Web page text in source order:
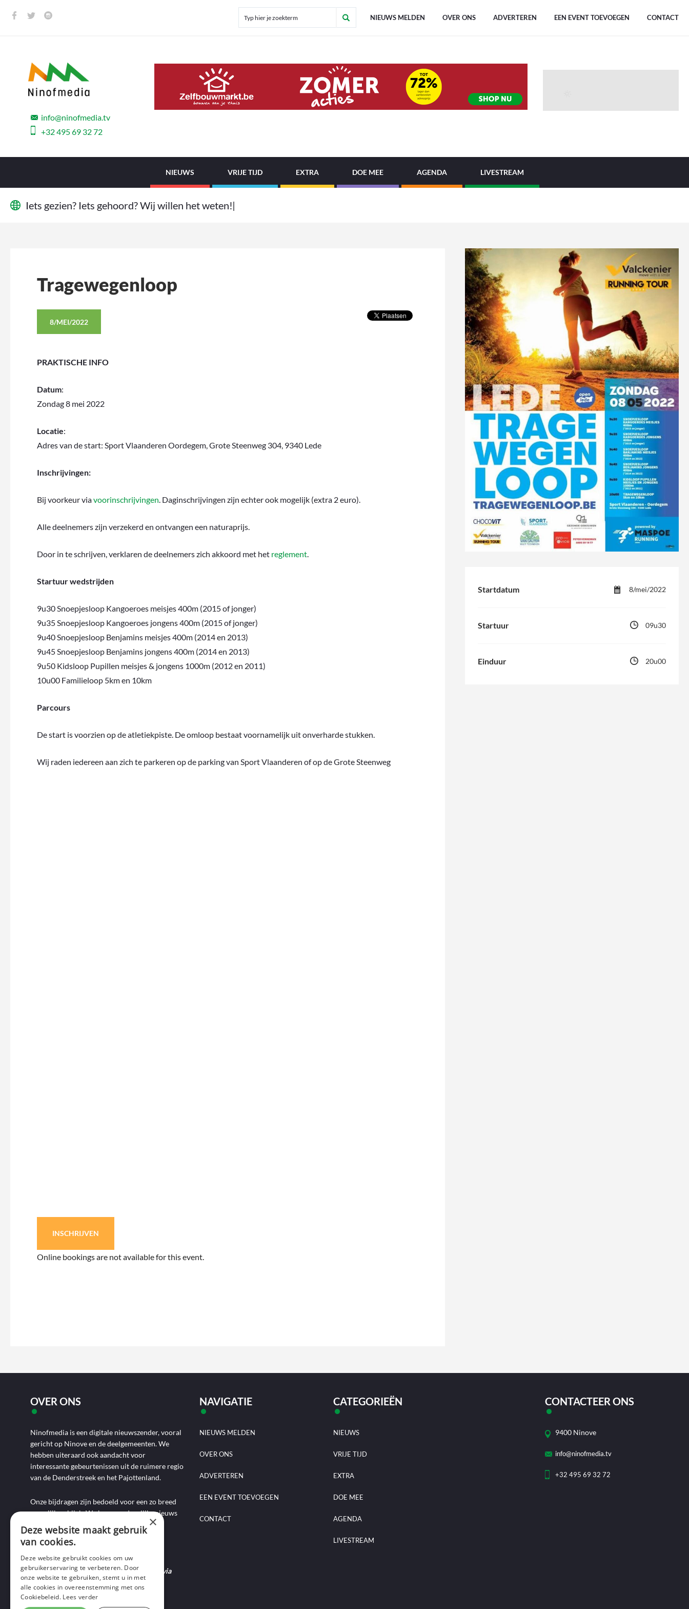
NIEUWS MELDEN OVER ONS ADVERTEREN EEN EVENT TOEVOEGEN CONTACT
info@ninofmedia.tv
+32 495 69 32 72
NIEUWS VRIJE TIJD EXTRA DOE MEE AGENDA LIVESTREAM
Iets gezien? Iets gehoord?Wij willen hetweten!
Tragewegenloop
8/MEI/2022
PRAKTISCHE INFO
Datum:
Zondag 8 mei 2022
Locatie:
Adres van de start: Sport Vlaanderen Oordegem, Grote Steenweg 304, 9340 Lede
Inschrijvingen:
Bij voorkeur viavoorinschrijvingen . Daginschrijvingen zijn echter ook mogelijk (extra 2 euro).
Alle deelnemers zijn verzekerd en ontvangen een naturaprijs.
Door in te schrijven, verklaren de deelnemers zich akkoord met het reglement
Startuur wedstrijden
9u30 Snoepjesloop Kangoeroes meisjes 400m (2015 of jonger)
9u35 Snoepjesloop Kangoeroes jongens 400m (2015 of jonger)
9u40 Snoepjesloop Benjamins meisjes 400m (2014 en 2013)
9u45 Snoepjesloop Benjamins jongens 400m (2014 en 2013)
9u50 Kidsloop Pupillen meisjes & jongens 1000m (2012 en 2011)
10u00 Familieloop 5km en 10km
Parcours
De start is voorzien op de atletiekpiste. De omloop bestaat voornamelijk uit onverharde stukken.
Wij raden iedereen aan zich te parkeren op de parking van Sport Vlaanderen of op de Grote Steenweg
INSCHRIJVEN
Online bookings are not available for this event.
Startdatum 8/mei/2022
Startuur 09u30
Einduur 20u00
OVER ONS
Ninofmedia is een digitale nieuwszender, vooral
gericht op Ninove en de deelgemeenten. We
hebben uiteraard ook aandacht voor
interessante gebeurtenissen uit de ruimere regio
van de Denderstreek en het Pajottenland.
Onze bijdragen zijn bedoeld voor een zo breed
mogelijk publiek. We brengen dagelijks nieuws
aan de hand van artikels, foto-, audio- en
videoverslagen, interviews, reportages en
commentaarstukken.
Heb je nieuws te melden? Contacteer ons via
mail of bel ons op 0495-69 32 72.
NAVIGATIE
NIEUWS MELDEN
OVER ONS
ADVERTEREN
EEN EVENT TOEVOEGEN
CONTACT
CATEGORIEËN
NIEUWS
VRIJE TIJD
EXTRA
DOE MEE
AGENDA
LIVESTREAM
CONTACTEER ONS
9400 Ninove
info@ninofmedia.tv
+32 495 69 32 72
×
Deze website maakt gebruik
van cookies.
Deze website gebruikt cookies om uw
gebruikerservaring te verbeteren. Door
onze website te gebruiken, stemt u in met
alle cookies in overeenstemming met ons
Cookiebeleid. Lees verder